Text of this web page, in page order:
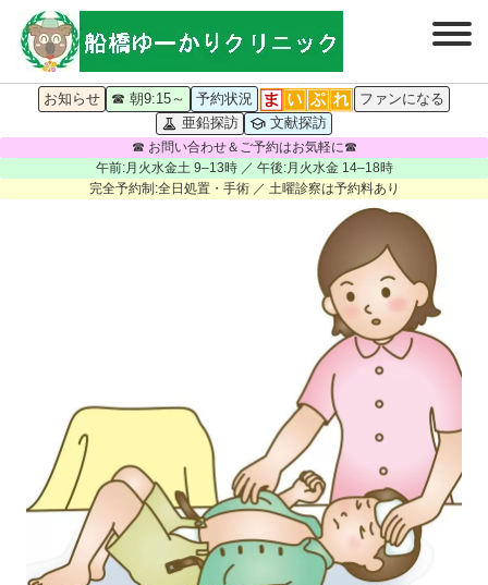
お知らせ ☎ 朝9:15～ 予約状況
ファンになる
亜鉛探訪
文献探訪
☎ お問い合わせ＆ご予約はお気軽に☎
午前:月火水金土 9–13時 ／ 午後:月火水金 14–18時
完全予約制:全日処置・手術 ／ 土曜診察は予約料あり